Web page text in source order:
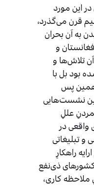
این مورد
قرن می‌گذرد،
به آن بحران
و
تلاش‌ها و
بود بل با
همین پس
نشست‌هایی
عللِ
واقعی در
تبلیغاتی
راهکارِ
ذی‌نفع
کاری،